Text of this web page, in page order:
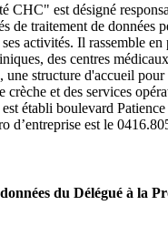
CHC" est désigné
de traitement de données
activités. Il rassemble
des centres
une structure d'accueil pour
crèche et des services
établi boulevard
d’entreprise est le
du Délégué à la